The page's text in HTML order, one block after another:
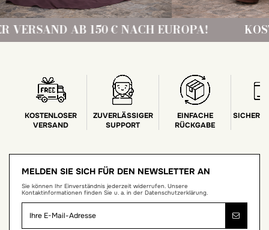
€ NACH EUROPA! KOSTENLOSER
KOSTENLOSER
VERSAND
ZUVERLÄSSIGER
SUPPORT
EINFACHE
RÜCKGABE
SICHERE
MELDEN SIE SICH FÜR DEN NEWSLETTER AN
Sie können Ihr Einverständnis jederzeit widerrufen. Unsere
Kontaktinformationen finden Sie u. a. in der Datenschutzerklärung.